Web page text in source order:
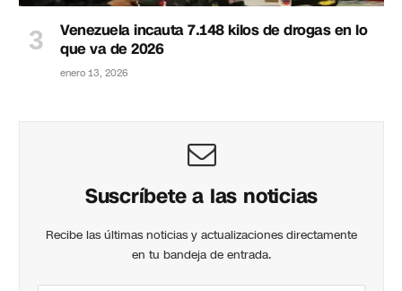
Venezuela incauta 7.148 kilos de drogas en lo
que va de 2026
enero 13, 2026
Suscríbete a las noticias
Recibe las últimas noticias y actualizaciones directamente
en tu bandeja de entrada.